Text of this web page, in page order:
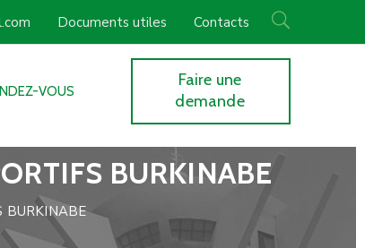
Documents utiles Contacts
VOUS
Faire une
demande
BURKINABE
BURKINABE